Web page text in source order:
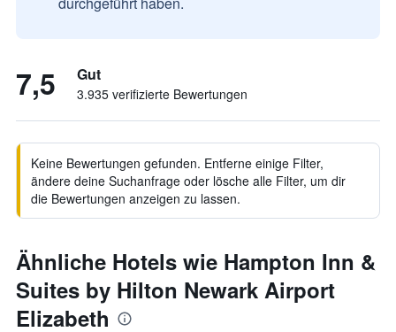
7,5 Gut
3.935 verifizierte Bewertungen
Keine Bewertungen gefunden. Entferne einige Filter,
ändere deine Suchanfrage oder lösche alle Filter, um dir
die Bewertungen anzeigen zu lassen.
Ähnliche Hotels wie Hampton Inn &
Suites by Hilton Newark Airport
Elizabeth